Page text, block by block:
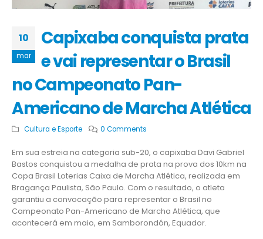
10
mar
Capixaba conquista prata
e vai representar o Brasil
no Campeonato Pan-
Americano de Marcha Atlética
Cultura e Esporte 0 Comments
Em sua estreia na categoria sub-20, o capixaba Davi Gabriel
Bastos conquistou a medalha de prata na prova dos 10km na
Copa Brasil Loterias Caixa de Marcha Atlética, realizada em
Bragança Paulista, São Paulo. Com o resultado, o atleta
garantiu a convocação para representar o Brasil no
Campeonato Pan-Americano de Marcha Atlética, que
acontecerá em maio, em Samborondón, Equador.